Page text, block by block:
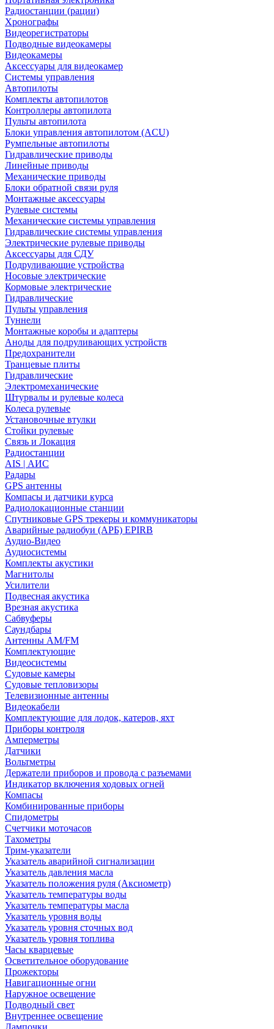
Радиостанции (рации)
Хронографы
Видеорегистраторы
Подводные видеокамеры
Видеокамеры
Аксессуары для видеокамер
Системы управления
Автопилоты
Комплекты автопилотов
Контроллеры автопилота
Пульты автопилота
Блоки управления автопилотом (ACU)
Румпельные автопилоты
Гидравлические приводы
Линейные приводы
Механические приводы
Блоки обратной связи руля
Монтажные аксессуары
Рулевые системы
Механические системы управления
Гидравлические системы управления
Электрические рулевые приводы
Аксессуары для СДУ
Подруливающие устройства
Носовые электрические
Кормовые электрические
Гидравлические
Пульты управления
Туннели
Монтажные коробы и адаптеры
Аноды для подруливающих устройств
Предохранители
Транцевые плиты
Гидравлические
Электромеханические
Штурвалы и рулевые колеса
Колеса рулевые
Установочные втулки
Стойки рулевые
Связь и Локация
Радиостанции
AIS | АИС
Радары
GPS антенны
Компасы и датчики курса
Радиолокационные станции
Спутниковые GPS трекеры и коммуникаторы
Аварийные радиобуи (АРБ) EPIRB
Аудио-Видео
Аудиосистемы
Комплекты акустики
Магнитолы
Усилители
Подвесная акустика
Врезная акустика
Сабвуферы
Саундбары
Антенны AM/FM
Комплектующие
Видеосистемы
Судовые камеры
Cудовые тепловизоры
Телевизионные антенны
Видеокабели
Комплектующие для лодок, катеров, яхт
Приборы контроля
Амперметры
Датчики
Вольтметры
Держатели приборов и провода с разъемами
Индикатор включения ходовых огней
Компасы
Комбинированные приборы
Спидометры
Счетчики моточасов
Тахометры
Трим-указатели
Указатель аварийной сигнализации
Указатель давления масла
Указатель положения руля (Аксиометр)
Указатель температуры воды
Указатель температуры масла
Указатель уровня воды
Указатель уровня сточных вод
Указатель уровня топлива
Часы кварцевые
Осветительное оборудование
Прожекторы
Навигационные огни
Наружное освещение
Подводный свет
Внутреннее освещение
Лампочки